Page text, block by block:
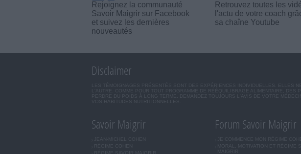
Rejoignez la communauté
Savoir Maigrir sur Facebook
et suivez les dernières
nouveautés
Retrouvez toutes les
l'actu de votre coach
sa chaîne Youtube
Disclaimer
LES TÉMOIGNAGES PRÉSENTÉS SONT DES EXPÉRIENCES INDIVIDUELLES. ELLES
L'AUTRE. COMME POUR TOUT PROGRAMME DE RÉÉQUILIBRAGE ALIMENTAIRE,
PERDRE DU POIDS À LONG TERME. DEMANDEZ TOUJOURS L'AVIS DE VOTRE
VOS HABITUDES NUTRITIONNELLES.
Savoir Maigrir
JEAN-MICHEL COHEN
RÉGIME COHEN
Forum Savoir Maigrir
JE COMMENCE MON RÉGIME
MORAL, MOTIVATION ET RÉGIME
MAIGRIR